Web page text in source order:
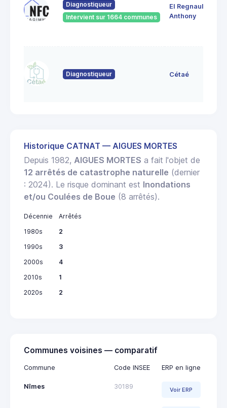
Diagnostiqueur
Intervient sur 1664 communes
EI Regnault
Anthony
Diagnostiqueur Cétaé
Historique CATNAT — AIGUES MORTES
Depuis 1982, AIGUES MORTES a fait l'objet de
12 arrêtés de catastrophe naturelle (dernier
: 2024). Le risque dominant est Inondations
et/ou Coulées de Boue (8 arrêtés).
Décennie
Arrêtés
1980s
2
1990s
3
2000s
4
2010s
1
2020s
2
Communes voisines — comparatif
Commune Code INSEE ERP en ligne
Nîmes 30189 Voir ERP